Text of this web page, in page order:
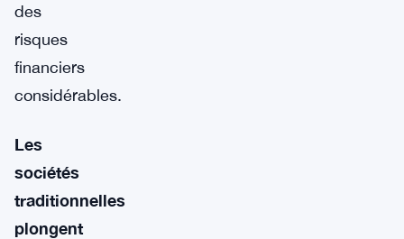
des
risques
financiers
considérables.
Les
sociétés
traditionnelles
plongent